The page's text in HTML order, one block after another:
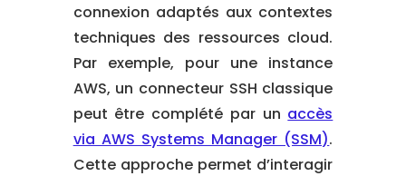
connexion adaptés aux contextes
techniques des ressources cloud.
Par exemple, pour une instance
AWS, un connecteur SSH classique
peut être complété par un accès
via AWS Systems Manager (SSM).
Cette approche permet d’interagir